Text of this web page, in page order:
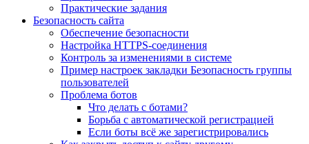
Практические задания
Безопасность сайта
Обеспечение безопасности
Настройка HTTPS-соединения
Контроль за изменениями в системе
Пример настроек закладки Безопасность группы
пользователей
Проблема ботов
Что делать с ботами?
Борьба с автоматической регистрацией
Если боты всё же зарегистрировались